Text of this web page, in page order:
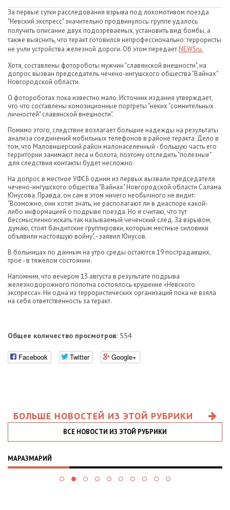
За первые сутки расследования взрыва под локомотивом поезда
"Невский экспресс" значительно продвинулось: группе удалось
получить описание двух подозреваемых, установить вид бомбы, а
также выяснить, что теракт готовился непрофессионально: террористы
не учли устройства железной дороги. Об этом передаетNEWSru.
Хотя, составлены фотороботы мужчин "славянской внешности", на
допрос вызван председатель чечено-ингушского общества "Вайнах"
Новгородской области.
О фотороботах пока известно мало. Источник издания утверждает,
что что составлены комозиционные портреты "неких "сомнительных
личностей" славянской внешности".
Помимо этого, следствие возлагает большие надежды на результаты
анализа соединений мобильных телефонов в районе теракта. Дело в
том, что Маловишерский район малонаселенный - большую часть его
территории занимают леса и болота, поэтому отследить "полезные"
для следствия контакты будет несложно.
На допрос в местное УФСБ одним из первых вызвали председателя
чечено-ингушского общества "Вайнах" Новгородской области Салама
Юнусова. Правда, он сам в этом ничего необычного не видит:
"Возможно, они хотят знать, не располагают ли в диаспоре какой-
либо информацией о подрыве поезда. Но я считаю, что тут
бессмысленно искать так называемый чеченский след. За взрывом,
думаю, стоят бандитские группировки, которым местные силовики
объявили настоящую войну", - заявил Юнусов.
В больницах по данным на утро среды остаются 19 пострадавших,
трое - в тяжелом состоянии.
Напомним, что вечером 13 августа в результате подрыва
железнодорожного полотна состоялось крушение «Невского
экспресса». Ни одна из террористических организаций пока не взяла
на себя ответственность за теракт.
Общее количество просмотров: 554
Facebook Twitter Google+
БОЛЬШЕ НОВОСТЕЙ ИЗ ЭТОЙ РУБРИКИ
ВСЕ НОВОСТИ ИЗ ЭТОЙ РУБРИКИ
МАРАЗМАРИЙ